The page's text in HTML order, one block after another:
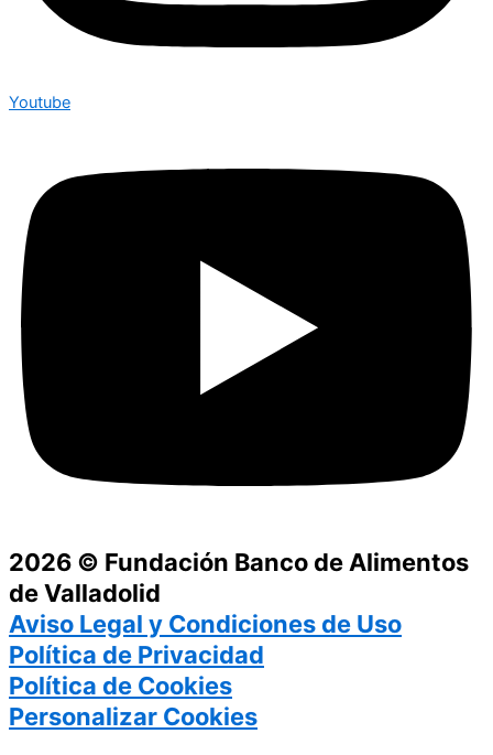
Youtube
2026 © Fundación Banco de Alimentos
de Valladolid
Aviso Legal y Condiciones de Uso
Política de Privacidad
Política de Cookies
Personalizar Cookies